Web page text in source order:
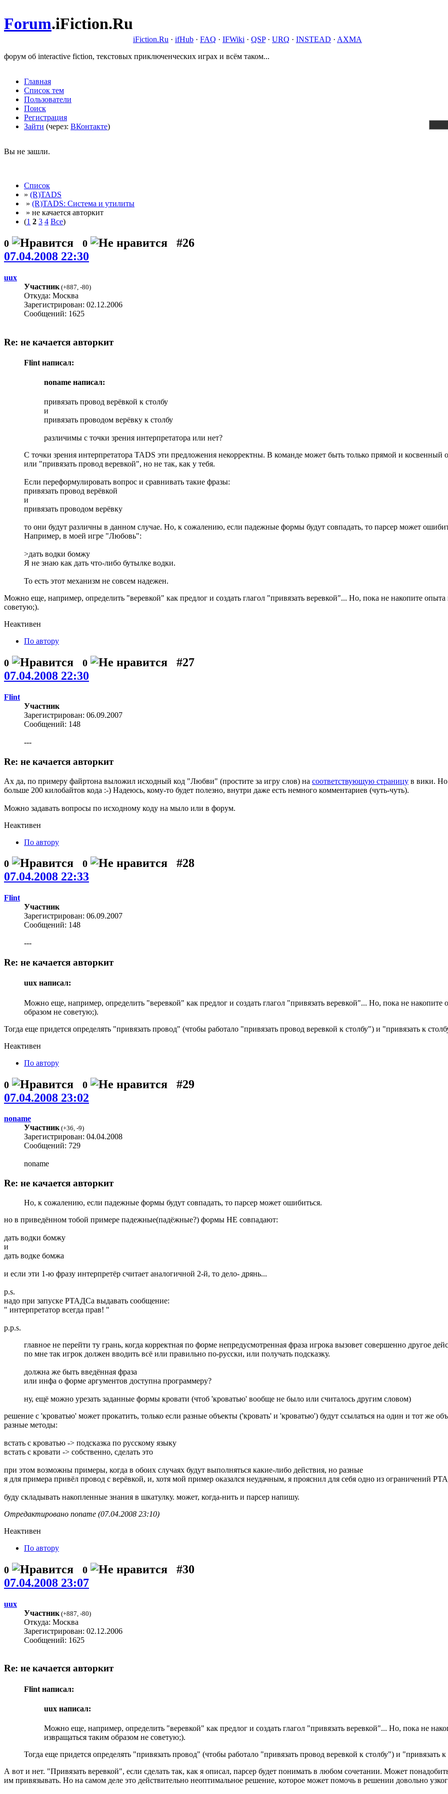
Forum.iFiction.Ru
iFiction.Ru · ifHub · FAQ · IFWiki · QSP· URQ · INSTEAD · AXMA
форум об interactive fiction, текстовых приключенческих играх и всём таком...
Главная
Список тем
Пользователи
Поиск
Регистрация
Зайти (через: ВКонтакте)
Вы не зашли.
Список
» (R)TADS
» (R)TADS: Система и утилиты
» не качается авторкит
(1 2 3 4 Все)
0 0
#26
07.04.2008 22:30
uux
Участник (+887 -80)
Откуда: Москва
Зарегистрирован: 02.12.2006
Сообщений: 1625
Re: не качается авторкит
Flint написал:
noname написал:
привязать провод верёвкой к столбу
и
привязать проводом верёвку к столбу
различимы с точки зрения интерпретатора или нет?
С точки зрения интерпретатора TADS эти предложения некорректны. В команде может быть только прямой и косвенный
или "привязать провод веревкой", но не так, как у тебя.
Если переформулировать вопрос и сравнивать такие фразы:
привязать провод верёвкой
и
привязать проводом верёвку
то они будут различны в данном случае. Но, к сожалению, если падежные формы будут совпадать, то парсер может
Например, в моей игре "Любовь":
>дать водки бомжу
Я не знаю как дать что-либо бутылке водки.
То есть этот механизм не совсем надежен.
Можно еще, например, определить "веревкой" как предлог и создать глагол "привязать веревкой"... Но, пока не накопите
советую;).
Неактивен
По автору
0 0
#27
07.04.2008 22:30
Flint
Участник
Зарегистрирован: 06.09.2007
Сообщений: 148
---
Re: не качается авторкит
Ах да, по примеру файртона выложил исходный код "Любви" (простите за игру слов) на соответствующую страницу в вики. Но
больше 200 килобайтов кода :-) Надеюсь, кому-то будет полезно, внутри даже есть немного комментариев (чуть-чуть).
Можно задавать вопросы по исходному коду на мыло или в форум.
Неактивен
По автору
0 0
#28
07.04.2008 22:33
Flint
Участник
Зарегистрирован: 06.09.2007
Сообщений: 148
---
Re: не качается авторкит
uux написал:
Можно еще, например, определить "веревкой" как предлог и создать глагол "привязать веревкой"... Но, пока не
образом не советую;).
Тогда еще придется определять "привязать провод" (чтобы работало "привязать провод веревкой к столбу") и "привязать к
Неактивен
По автору
0 0
#29
07.04.2008 23:02
noname
Участник(+36, -9)
Зарегистрирован: 04.04.2008
Сообщений: 729
noname
Re: не качается авторкит
Но, к сожалению, если падежные формы будут совпадать, то парсер может ошибиться.
но в приведённом тобой примере падежные(падёжные?) формы НЕ совпадают:
дать водки бомжу
и
дать водке бомжа
и если эти 1-ю фразу интерпретёр считает аналогичной 2-й, то дело- дрянь...
p.s.
надо при запуске РТАДСа выдавать сообщение:
" интерпретатор всегда прав! "
p.p.s.
главное не перейти ту грань, когда корректная по форме непредусмотренная фраза игрока вызовет совершенно другое
по мне так игрок должен вводить всё или правильно по-русски, или получать подсказку.
должна же быть введённая фраза
или инфа о форме аргументов доступна программеру?
ну, ещё можно урезать заданные формы кровати (чтоб 'кроватью' вообще не было или считалось другим словом)
решение с 'кроватью' может прокатить, только если разные объекты ('кровать' и 'кроватью') будут ссылаться на один и тот же
разные методы:
встать с кроватью -> подсказка по русскому языку
встать с кровати -> собственно, сделать это
при этом возможны примеры, когда в обоих случаях будут выполняться какие-либо действия, но разные
я для примера привёл провод с верёвкой, и, хотя мой пример оказался неудачным, я прояснил для себя одно из ограничений
буду складывать накопленные знания в шкатулку. может, когда-нить и парсер напишу.
Отредактировано noname (07.04.2008 23:10)
Неактивен
По автору
0 0
#30
07.04.2008 23:07
uux
Участник (+887 -80)
Откуда: Москва
Зарегистрирован: 02.12.2006
Сообщений: 1625
Re: не качается авторкит
Flint написал:
uux написал:
Можно еще, например, определить "веревкой" как предлог и создать глагол "привязать веревкой"... Но, пока не
извращаться таким образом не советую;).
Тогда еще придется определять "привязать провод" (чтобы работало "привязать провод веревкой к столбу") и "привязать
А вот и нет. "Привязать веревкой", если сделать так, как я описал, парсер будет понимать в любом сочетании. Может
им привязывать. Но на самом деле это действительно неоптимальное решение, которое может помочь в решении довольно